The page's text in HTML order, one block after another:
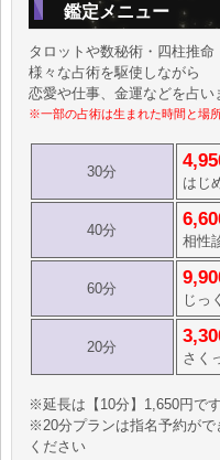
鑑定メニュー
タロットや数秘術・四柱推命
様々な占術を駆使しながら
恋愛や仕事、金運などを占い
※一部の占術は生まれた時間と場
30分
はじ
40分
相性
60分
じっ
20分
さく
※延長は【10分】1,650円です
※20分プランは指名予約が
ください